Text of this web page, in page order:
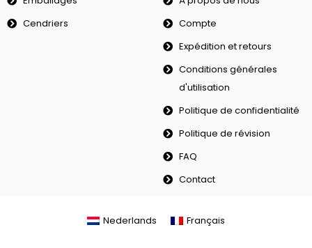
Cendriers
Compte
Expédition et retours
Conditions générales
d'utilisation
Politique de confidentialité
Politique de révision
FAQ
Contact
Nederlands Français